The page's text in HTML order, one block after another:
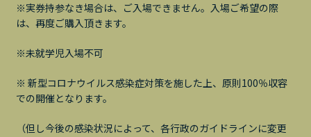
※実券持参なき場合は、ご入場できません。入場ご希望の際
は、再度ご購入頂きます。
※未就学児入場不可
※ 新型コロナウイルス感染症対策を施した上、原則100％収容
での開催となります。
（但し今後の感染状況によって、各行政のガイドラインに変更